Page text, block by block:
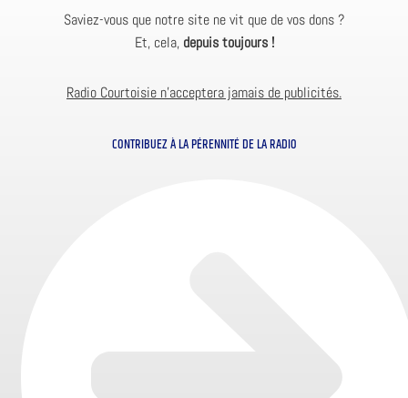
Saviez-vous que notre site ne vit que de vos dons ?
Et, cela, depuis toujours !
Radio Courtoisie n’acceptera jamais de publicités.
CONTRIBUEZ À LA PÉRENNITÉ DE LA RADIO